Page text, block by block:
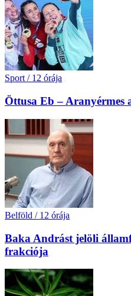
Sport / 12 órája
Öttusa Eb – Aranyérmes
Belföld / 12 órája
Baka Andrást jelöli
frakciója